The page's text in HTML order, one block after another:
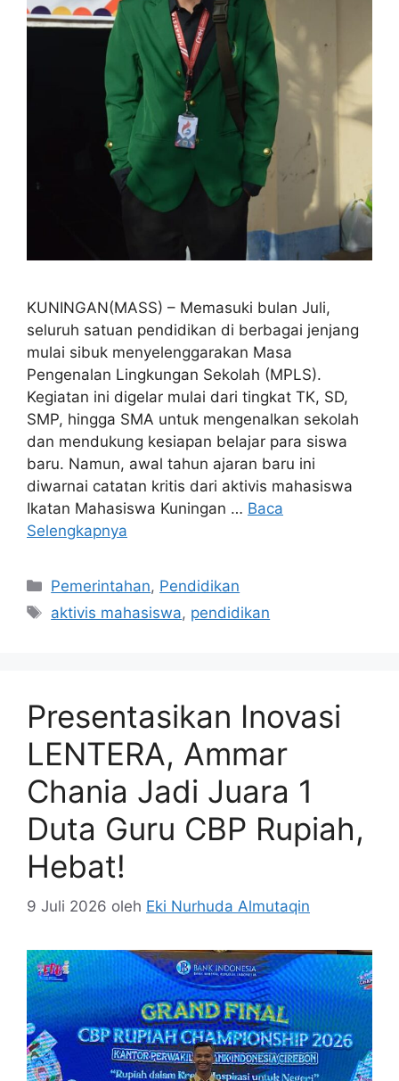
KUNINGAN(MASS) – Memasuki bulan Juli,
seluruh satuan pendidikan di berbagai jenjang
mulai sibuk menyelenggarakan Masa
Pengenalan Lingkungan Sekolah (MPLS).
Kegiatan ini digelar mulai dari tingkat TK, SD,
SMP, hingga SMA untuk mengenalkan sekolah
dan mendukung kesiapan belajar para siswa
baru. Namun, awal tahun ajaran baru ini
diwarnai catatan kritis dari aktivis mahasiswa
Ikatan Mahasiswa Kuningan … Baca
Selengkapnya
Kategori
Pemerintahan, Pendidikan
Tag
aktivis mahasiswa, pendidikan
Presentasikan Inovasi
LENTERA, Ammar
Chania Jadi Juara 1
Duta Guru CBP Rupiah,
Hebat!
9 Juli 2026 oleh Eki Nurhuda Almutaqin